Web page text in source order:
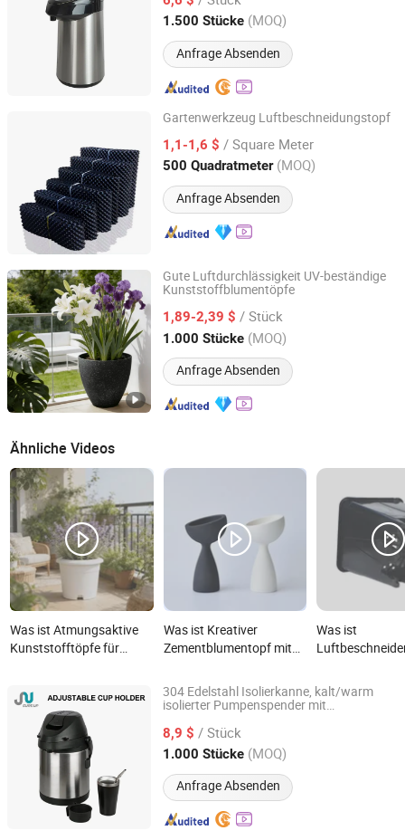
1.500 Stücke (MOQ)
Anfrage Absenden
Guangdong, China Seit 2014
Gartenwerkzeug Luftbeschneidungstopf
1,1-1,6 $ / Square Meter
500 Quadratmeter (MOQ)
Anfrage Absenden
Sichuan Zhifang Net Industry Co., Ltd.
Sichuan, China Seit 2019
Gute Luftdurchlässigkeit UV-beständige
Kunststoffblumentöpfe
1,89-2,39 $ / Stück
1.000 Stücke (MOQ)
Anfrage Absenden
Haining Huajin Plastics Co., Ltd.
Zhejiang, China Seit 2025
Ähnliche Videos
Was ist Atmungsaktive
Kunststofftöpfe für
Pflanzen
Was ist Kreativer
Zementblumentopf mit
Moosball-Diffusor
Was ist
PP-
Wurzelkontrolle
304 Edelstahl Isolierkanne, kalt/warm
isolierter Pumpenspender mit
8,9 $ / Stück
1.000 Stücke (MOQ)
Anfrage Absenden
GUANGZHOU SURE UP COMMODITY LIMITED
Guangdong, China Seit 2014